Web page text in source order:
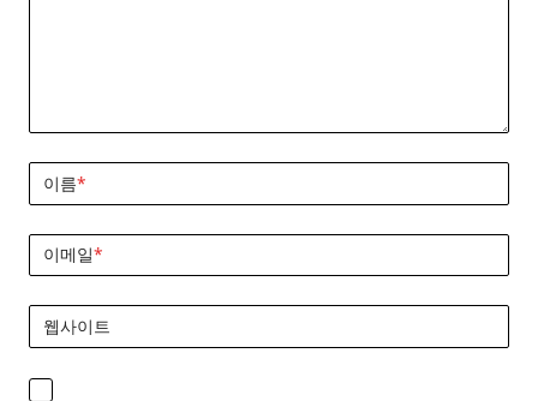
이름*
이메일*
웹사이트